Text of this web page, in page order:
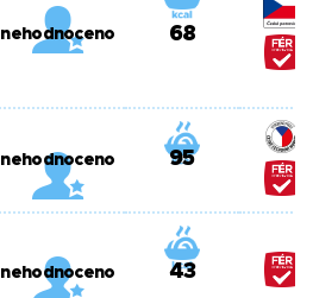
nehodnoceno 68
nehodnoceno 95
nehodnoceno 43